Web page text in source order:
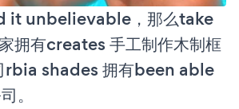
it unbelievable，那么take
拥有creates 手工制作木制框
rbia shades 拥有been able
。